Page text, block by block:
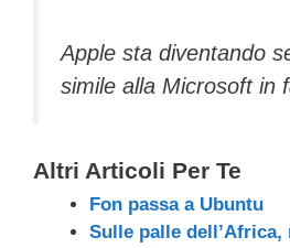
Apple sta diventando
simile alla Microsoft in
Altri Articoli Per Te
Fon passa a Ubuntu
Sulle palle